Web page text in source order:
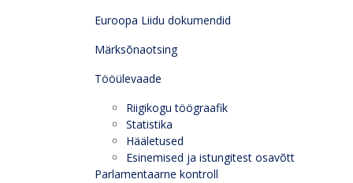
Euroopa Liidu dokumendid
Märksõnaotsing
Tööülevaade
Riigikogu töögraafik
Statistika
Hääletused
Esinemised ja istungitest osavõtt
Parlamentaarne kontroll